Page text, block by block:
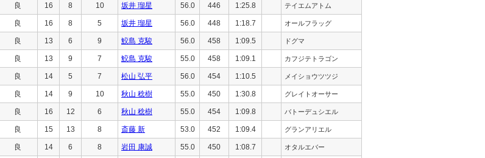
良 16 8 10 坂井 瑠星 56.0 446 1:25.8 テイエムアトム
良 16 8 5 坂井 瑠星 56.0 448 1:18.7 オールフラッグ
良 13 6 9 鮫島 克駿 56.0 458 1:09.5 ドグマ
良 13 9 7 鮫島 克駿 55.0 458 1:09.1 カフジテトラゴン
良 14 5 7 松山 弘平 56.0 454 1:10.5 メイショウツツジ
良 14 9 10 秋山 稔樹 55.0 450 1:30.8 グレイトオーサー
良 16 12 6 秋山 稔樹 55.0 454 1:09.8 バトーデュシエル
良 15 13 8 斎藤 新 53.0 452 1:09.4 グランアリエル
良 14 6 8 岩田 康誠 55.0 450 1:08.7 オタルエバー